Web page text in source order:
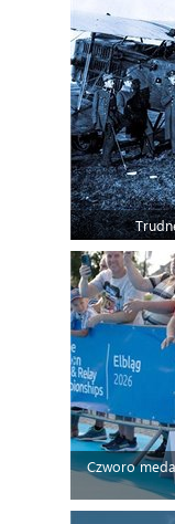
Czworo